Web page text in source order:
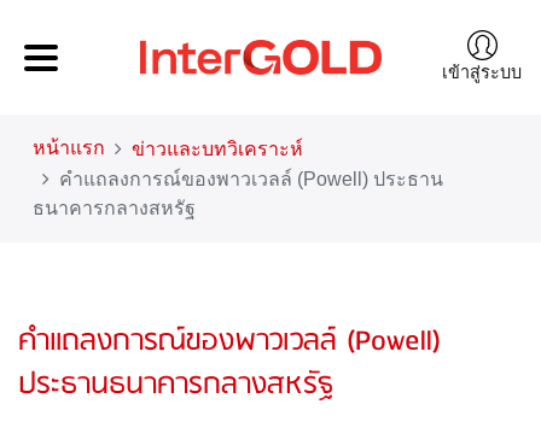
เข้าสู่ระบบ
หน้าแรก
ข่าวและบทวิเคราะห์
คำแถลงการณ์ของพาวเวลล์ (Powell) ประธาน
ธนาคารกลางสหรัฐ
คำแถลงการณ์ของพาวเวลล์ (Powell)
ประธานธนาคารกลางสหรัฐ